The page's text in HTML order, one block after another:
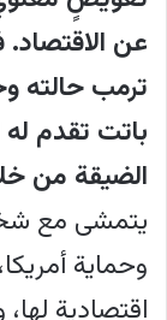
عن الاقتصاد.
ترمب حالته
باتت تقدم له
الضيقة من
يتمشى مع
وحماية
اقتصادية